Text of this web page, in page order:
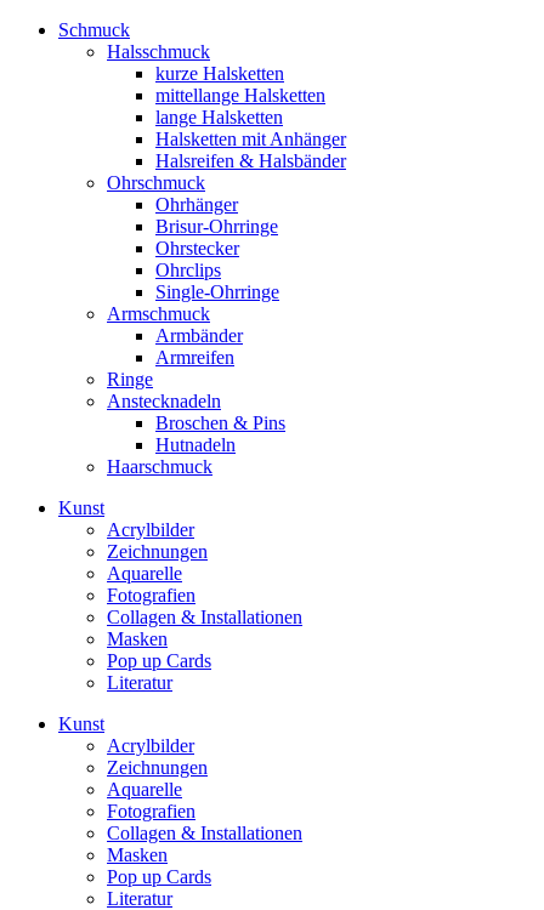
Schmuck
Halsschmuck
kurze Halsketten
mittellange Halsketten
lange Halsketten
Halsketten mit Anhänger
Halsreifen & Halsbänder
Ohrschmuck
Ohrhänger
Brisur-Ohrringe
Ohrstecker
Ohrclips
Single-Ohrringe
Armschmuck
Armbänder
Armreifen
Ringe
Anstecknadeln
Broschen & Pins
Hutnadeln
Haarschmuck
Kunst
Acrylbilder
Zeichnungen
Aquarelle
Fotografien
Collagen & Installationen
Masken
Pop up Cards
Literatur
Kunst
Acrylbilder
Zeichnungen
Aquarelle
Fotografien
Collagen & Installationen
Masken
Pop up Cards
Literatur